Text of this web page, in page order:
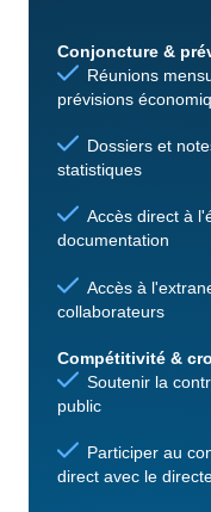
Conjoncture &
Réunions
prévisions
Dossiers et
statistiques
Accès direct à
documentation
Accès à
collaborateurs
Compétitivité &
Soutenir la
public
Participer au
direct avec le